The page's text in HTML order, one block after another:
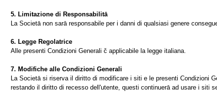
5. Limitazione di Responsabilitā
La Societā non sarā responsabile per i danni di qualsiasi genere
6. Legge Regolatrice
Alle presenti Condizioni Generali č applicabile la legge italiana.
7. Modifiche alle Condizioni Generali
La Societā si riserva il diritto di modificare i siti e le presenti Condizioni
restando il diritto di recesso dell'utente, questi continuerā ad usare i siti